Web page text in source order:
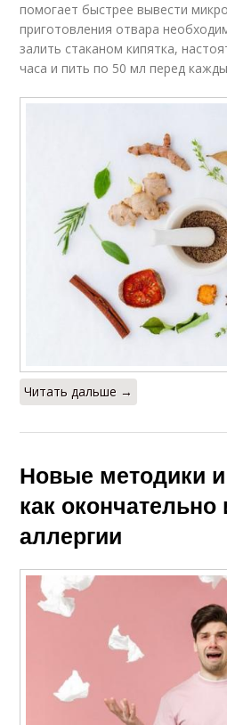
помогает быстрее вывести
приготовления отвара
залить стаканом кипятка,
часа и пить по 50 мл перед
Читать дальше →
Новые методики
как окончательно
аллергии